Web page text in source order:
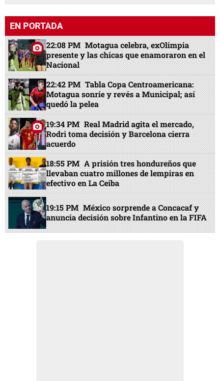
EN PORTADA
22:08 PM Motagua celebra, exOlimpia
presente y las chicas que enamoraron en el
Nacional
22:42 PM Tabla Copa Centroamericana:
Motagua sonríe y revés a Municipal; así
quedó la pelea
19:34 PM Real Madrid agita el mercado,
Rodri toma decisión y Barcelona cierra
acuerdo
18:55 PM A prisión tres hondureños que
llevaban cuatro millones de lempiras en
efectivo en La Ceiba
19:15 PM México sorprende a Concacaf y
anuncia decisión sobre Infantino en la FIFA